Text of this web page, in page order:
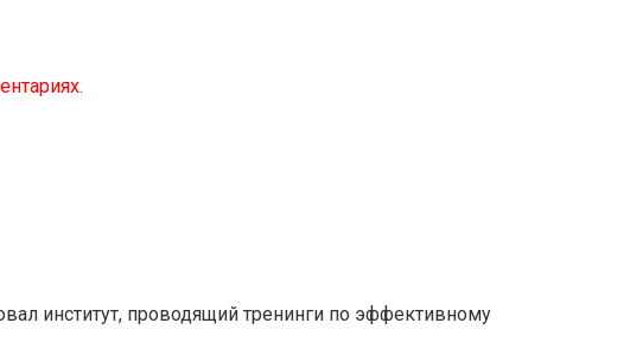
институт, проводящий тренинги по эффективному